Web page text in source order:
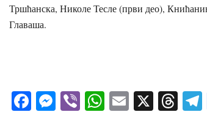
Тршћанска, Николе Тесле (први део),
Главаша.
Facebook
Messenger
ViberWhatsApp
Email
X